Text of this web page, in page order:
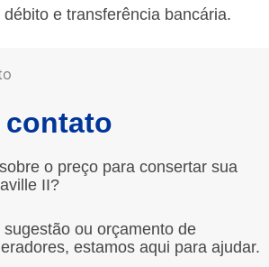
e transferência bancária.
contato
o preço para consertar sua
II?
ou orçamento de
estamos aqui para ajudar.